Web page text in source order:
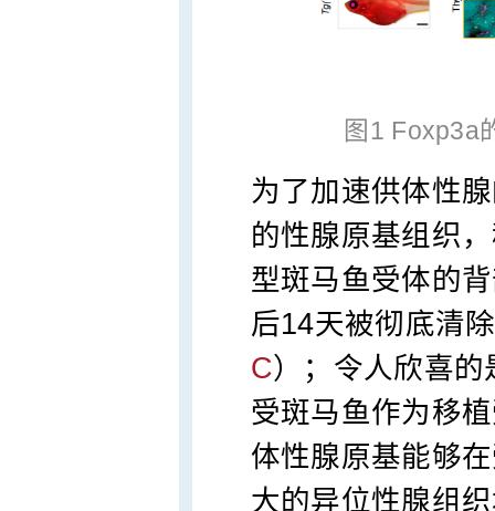
图1 Foxp3a
为了加速供体性
的性腺原基组织
型斑马鱼受体的
后14天被彻底清
C）；令人欣喜
受斑马鱼作为移
体性腺原基能够
大的异位性腺组